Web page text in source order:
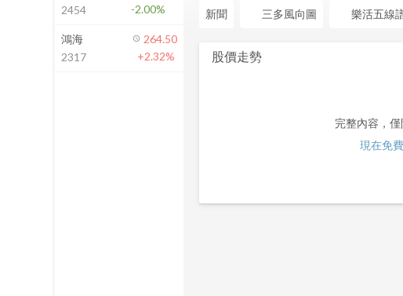
前往方案訂閱
如何綁定合作券商
新聞 三多風向圖 樂活五線
股價走勢
完整內容，
現在免
2454
-2.00%
鴻海
2317
264.50
+2.32%